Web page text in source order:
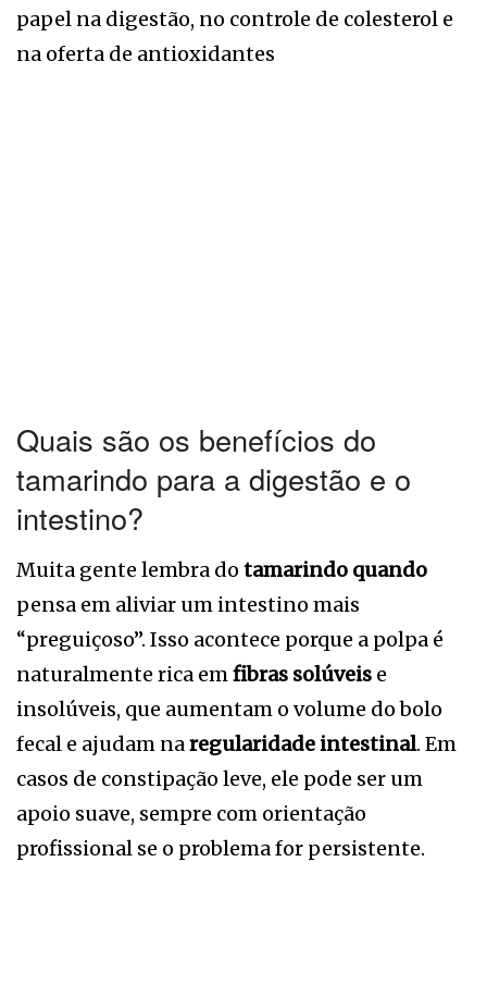
papel na digestão, no controle de colesterol e
na oferta de antioxidantes
Quais são os benefícios do
tamarindo para a digestão e o
intestino?
Muita gente lembra do tamarindo quando
pensa em aliviar um intestino mais
“preguiçoso”. Isso acontece porque a polpa é
naturalmente rica emfibras solúveis e
insolúveis, que aumentam o volume do bolo
fecal e ajudam naregularidade intestinal. Em
casos de constipação leve, ele pode ser um
apoio suave, sempre com orientação
profissional se o problema for persistente.